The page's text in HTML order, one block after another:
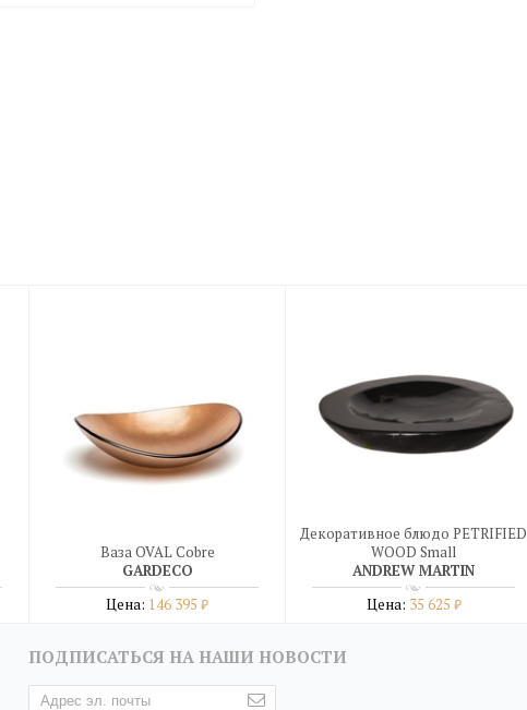
Ваза OVAL Cobre
GARDECO
Цена: 146 395 ₽
Декоративное блюдо PETRIFIED
WOOD Small
ANDREW MARTIN
Цена: 35 625 ₽
ПОДПИСАТЬСЯ НА НАШИ НОВОСТИ